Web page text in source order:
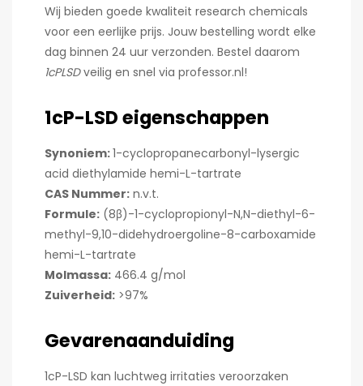
Wij bieden goede kwaliteit research chemicals
voor een eerlijke prijs. Jouw bestelling wordt elke
dag binnen 24 uur verzonden. Bestel daarom
1cPLSDveilig en snel via professor.nl!
1cP-LSD eigenschappen
Synoniem:1-cyclopropanecarbonyl-lysergic
acid diethylamide hemi-L-tartrate
CAS Nummer: n.v.t.
Formule: (8β)-1-cyclopropionyl-N,N-diethyl-6-
methyl-9,10-didehydroergoline-8-carboxamide
hemi-L-tartrate
Molmassa: 466.4 g/mol
Zuiverheid: >97%
Gevarenaanduiding
1cP-LSD kan luchtweg irritaties veroorzaken